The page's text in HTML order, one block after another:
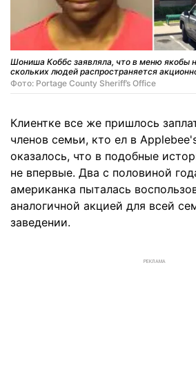
Шониша Коббс заявляла, что в меню якобы
скольких людей распространяется
Фото: Portage County Sheriff’s Office
Клиентке все же пришлось
членов семьи, кто ел в
оказалось, что в подобные
не впервые. Два с половиной
американка пыталась
аналогичной акцией для всей
заведении.
РЕКЛАМА